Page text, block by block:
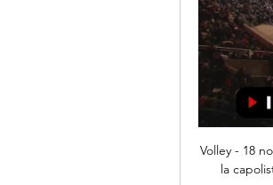
Volley - 18 novembre 2017, 08:00. Cresce l’attesa per il big match fra il Fenera Chieri ’76 e la capolista Cuneo. Andrà in scena domenica 19 (ore 17) al PalaFenera per la nona giornata dell’A2.

Italia-Russia, quarto di finale degli Europei 2019 di volley femminile, sarà trasmesso in diretta tv su Rai Due. La nostra Nazionale torna dunque sulle reti generaliste dopo che

Calcio Primavera: diretta Empoli-Sassuolo. 10/03/2017 Luca Landoni Sport 0. Si gioca oggi alle ore 14,30 Empoli-Sassuolo valida come recupero del Campionato Primavera 2016-17: ecco dove seguire in diretta live e in streaming la partita.

Milano, 8 mar. - (AdnKronos) - Una fiche da oltre 10 miliardi di euro per rafforzare e velocizzare la linea traffico merci da est a ovest,. Cioè quei paesi che a sinistra e destra di Svizzera e Italia per mancanza di offerta o convenienza e per l'aumento dei traffici vedono ancora forte il …

PREMIER LEAGUE EVERTON TOTTENHAM – Sfida interessantissima al Goodison Park di Liverpool tra l’Everton ed il lanciatissimo Tottenham. L’Everton sta disputando una pessima stagione, clamorosamente al di sotto delle aspettative, e nonostante alcune discrete prestazioni, è mancata la

Distanza tra Brescia e Benevento km in auto (macchina, bus, moto) e in aereo (linea d'aria), quante ore di macchina e durata volo. Percorso sulla mappa, calcolo percorso, consumo e costi del